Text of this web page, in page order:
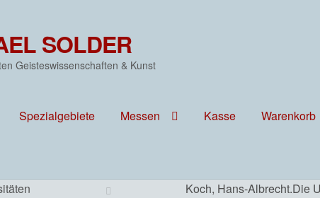
SOLDER
Geisteswissenschaften & Kunst
Spezialgebiete Messen Kasse Warenkorb
Koch, Hans-Albrecht.Die